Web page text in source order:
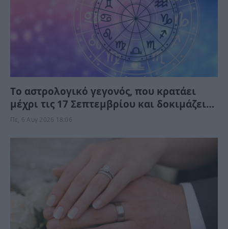
Tο αστρολογικό γεγονός, που κρατάει
μέχρι τις 17 Σεπτεμβρίου και δοκιμάζει
αξίες, πορτοφόλι και φέρνει στην
Πε, 6 Αυγ 2026 18:06